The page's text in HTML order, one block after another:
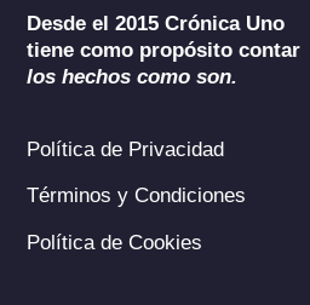
Desde el 2015 Crónica Uno
tiene como propósito contar
los hechos como son.
Política de Privacidad
Términos y Condiciones
Política de Cookies